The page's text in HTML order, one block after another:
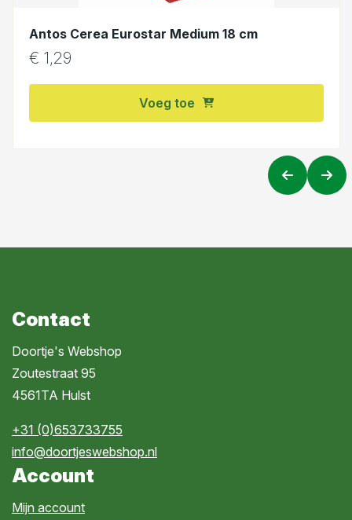
Antos Cerea Eurostar Medium 18 cm
€ 1,29
Voeg toe
Contact
Doortje's Webshop
Zoutestraat 95
4561TA Hulst
+31 (0)653733755
info@doortjeswebshop.nl
Account
Mijn account